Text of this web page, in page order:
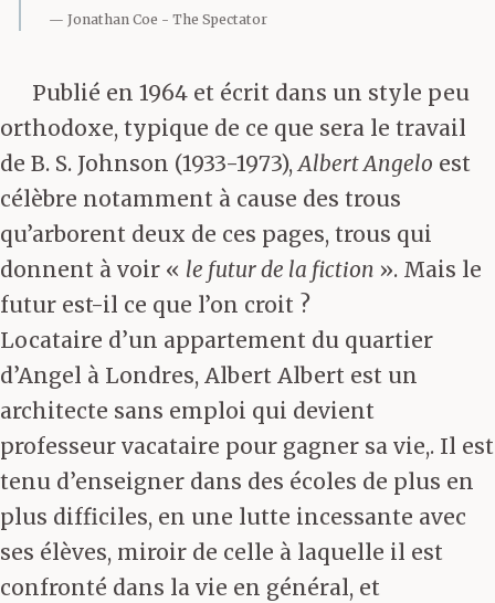
Jonathan Coe The Spectator
Publié en 1964 et écrit dans un style peu
orthodoxe, typique de ce que sera le travail
de B. S. Johnson (1933-1973),Albert Angelo est
célèbre notamment à cause des trous
qu’arborent deux de ces pages, trous qui
donnent à voir « le futur de la fiction ». Mais le
futur est-il ce que l’on croit ?
Locataire d’un appartement du quartier
d’Angel à Londres, Albert Albert est un
architecte sans emploi qui devient
professeur vacataire pour gagner sa vie,. Il est
tenu d’enseigner dans des écoles de plus en
plus difficiles, en une lutte incessante avec
ses élèves, miroir de celle à laquelle il est
confronté dans la vie en général, et